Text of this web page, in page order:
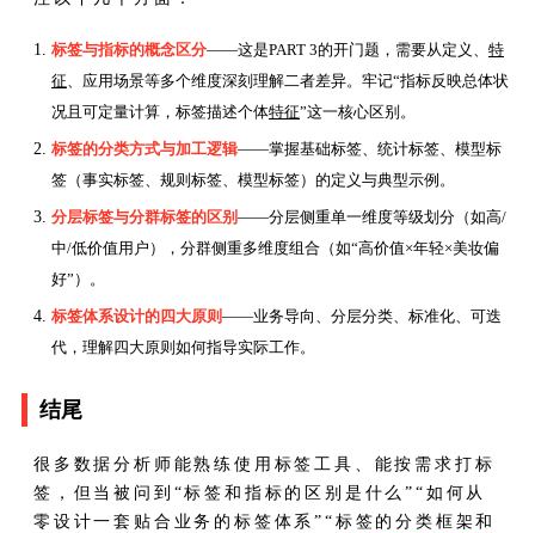
标签与指标的概念区分——这是PART 3的开门题，需要从定义、 特
征、应用场景等多个维度深刻理解二者差异。牢记“指标反映总体状
况且可定量计算，标签描述个体特征”这一核心区别。
标签的分类方式与加工逻辑——掌握基础标签、统计标签、模型标
签（事实标签、规则标签、模型标签）的定义与典型示例。
分层标签与分群标签的区别 ——分层侧重单一维度等级划分（如高/
中/低价值用户），分群侧重多维度组合（如“高价值×年轻×美妆偏
好”）。
标签体系设计的四大原则 ——业务导向、分层分类、标准化、可迭
代，理解四大原则如何指导实际工作。
结尾
很多数据分析师能熟练使用标签工具、能按需求打标
签，但当被问到“标签和指标的区别是什么”“如何从
零设计一套贴合业务的标签体系”“标签的分类框架和